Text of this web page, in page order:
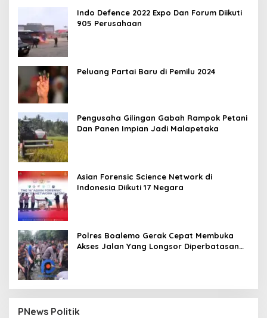
Indo Defence 2022 Expo Dan Forum Diikuti
905 Perusahaan
Peluang Partai Baru di Pemilu 2024
Pengusaha Gilingan Gabah Rampok Petani
Dan Panen Impian Jadi Malapetaka
Asian Forensic Science Network di
Indonesia Diikuti 17 Negara
Polres Boalemo Gerak Cepat Membuka
Akses Jalan Yang Longsor Diperbatasan
PNews Politik